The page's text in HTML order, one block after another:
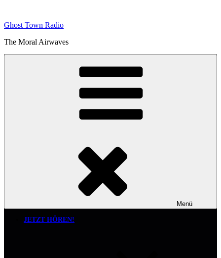
springen
Ghost Town Radio
The Moral Airwaves
Menü
JETZT HÖREN!